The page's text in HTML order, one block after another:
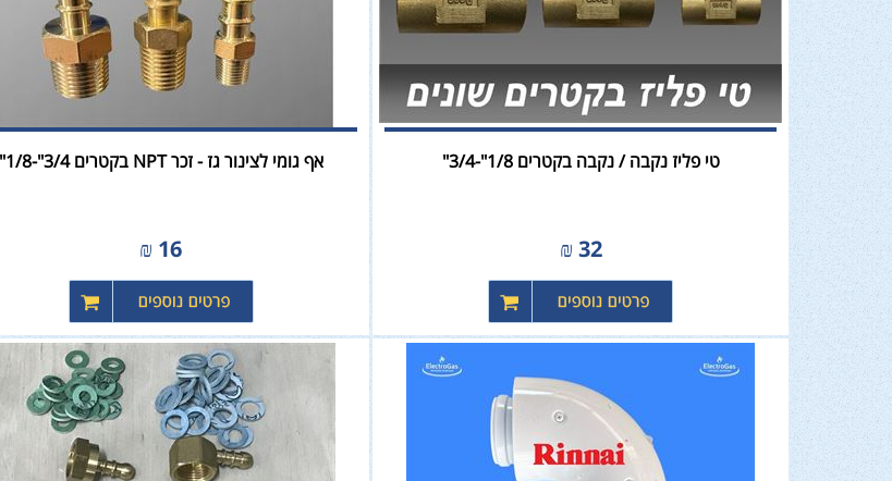
טי פליז נקבה / נקבה בקטרים 1/8"-3/4"
32
₪
אף גומי לצינור גז - זכר NPT בקטרים 3/4"-1/8"
16
₪